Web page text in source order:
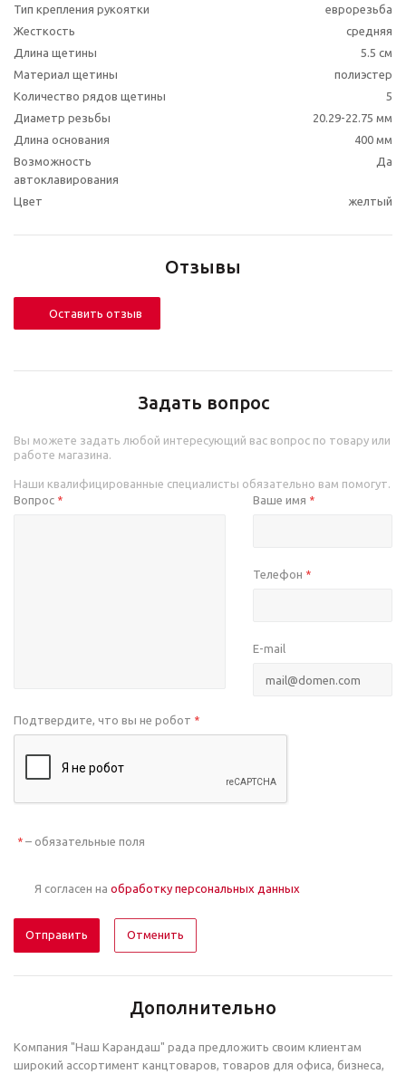
Тип крепления рукоятки
еврорезьба
Жесткость
средняя
Длина щетины
5.5 см
Материал щетины
полиэстер
Количество рядов щетины
5
Диаметр резьбы
20.29-22.75 мм
Длина основания
400 мм
Возможность
автоклавирования
Да
Цвет желтый
Отзывы
Оставить отзыв
Задать вопрос
Вы можете задать любой интересующий вас вопрос по товару или
работе магазина.
Наши квалифицированные специалисты обязательно вам помогут.
Вопрос * Ваше имя *
Телефон *
E-mail
Подтвердите, что вы не робот *
* – обязательные поля
Я согласен на обработку персональных данных
Отменить
Дополнительно
Компания "Наш Карандаш" рада предложить своим клиентам
широкий ассортимент канцтоваров, товаров для офиса, бизнеса,